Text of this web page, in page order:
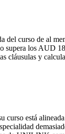
del curso de al
supera los AUD
cláusulas y
está